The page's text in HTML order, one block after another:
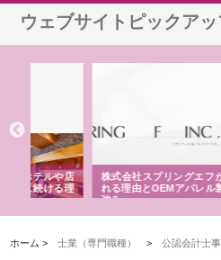
ウェブサイトピックア
株式会社スプリングエフが選ば
れる理由とOEMアパレル製造の
強み
ホーム >士業（専門職種） >公認会計士